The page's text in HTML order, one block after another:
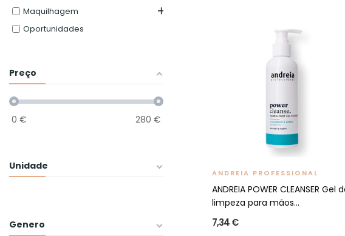
Maquilhagem
Oportunidades
Preço
0 € 280 €
Unidade
Genero
ANDREIA PROFESSIONAL
ANDREIA POWER CLEANSER Gel
limpeza para mãos...
7,34 €